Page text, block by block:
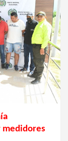
medidores